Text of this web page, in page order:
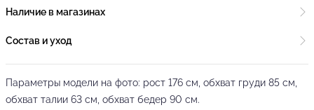
Наличие в магазинах
Состав и уход
Параметры модели на фото: рост 176 см, обхват груди 85 см,
обхват талии 63 см, обхват бедер 90 см.